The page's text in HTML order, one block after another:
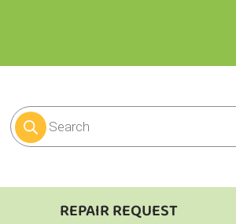
REPAIR REQUEST